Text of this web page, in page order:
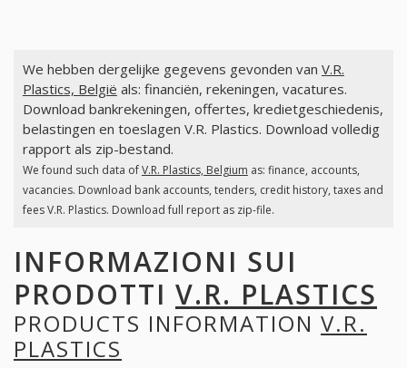
We hebben dergelijke gegevens gevonden van V.R.
Plastics, België als: financiën, rekeningen, vacatures.
Download bankrekeningen, offertes, kredietgeschiedenis,
belastingen en toeslagen V.R. Plastics. Download volledig
rapport als zip-bestand.
We found such data ofV.R. Plastics, Belgium as: finance, accounts,
vacancies. Download bank accounts, tenders, credit history, taxes and
fees V.R. Plastics. Download full report as zip-file.
INFORMAZIONI SUI
PRODOTTI V.R. PLASTICS
PRODUCTS INFORMATION V.R.
PLASTICS